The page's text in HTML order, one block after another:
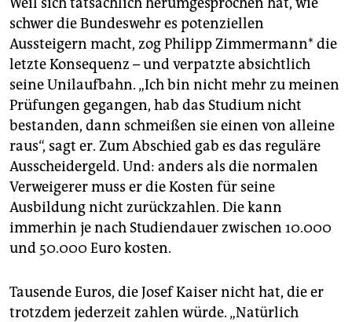
schwer die Bundeswehr es potenziellen
Aussteigern macht, zog Philipp Zimmermann* die
letzte Konsequenz – und verpatzte absichtlich
seine Unilaufbahn. „Ich bin nicht mehr zu meinen
Prüfungen gegangen, hab das Studium nicht
bestanden, dann schmeißen sie einen von alleine
raus“, sagt er. Zum Abschied gab es das reguläre
Ausscheidergeld. Und: anders als die normalen
Verweigerer muss er die Kosten für seine
Ausbildung nicht zurückzahlen. Die kann
immerhin je nach Studiendauer zwischen 10.000
und 50.000 Euro kosten.
Tausende Euros, die Josef Kaiser nicht hat, die er
trotzdem jederzeit zahlen würde. „Natürlich